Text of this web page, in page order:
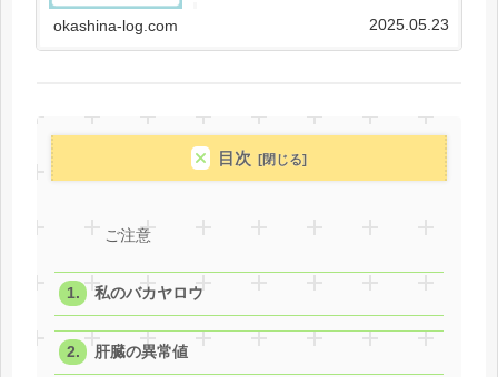
okashina-log.com 2025.05.23
目次
ご注意
私のバカヤロウ
肝臓の異常値